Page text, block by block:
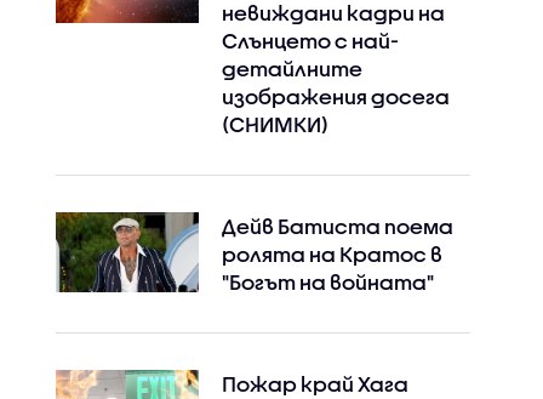
невиждани кадри на
Слънцето с най-
детайлните
изображения досега
(СНИМКИ)
Дейв Батиста поема
ролята на Кратос в
"Богът на войната"
Пожар край Хага